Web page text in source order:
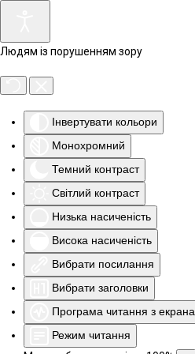
Людям із порушенням зору
Інвертувати кольори
Монохромний
Темний контраст
Світлий контраст
Низька насиченість
Висока насиченість
Вибрати посилання
Вибрати заголовки
Програма читання з екрана
Режим читання